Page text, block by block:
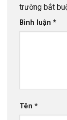
trường bắt
Bình luận *
Tên *